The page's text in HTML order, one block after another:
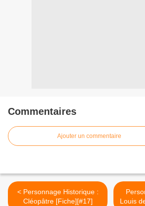
Commentaires
Ajouter un commentaire
< Personnage Historique :
Cléopâtre [Fiche][#17]
Louis